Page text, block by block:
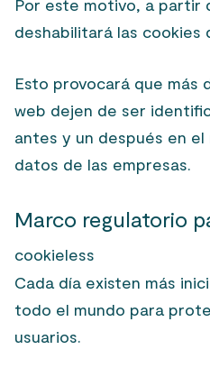
Por este motivo, a partir
deshabilitará las cookies
Esto provocará que más
web dejen de ser
antes y un después en el
datos de las empresas.
Marco regulatorio
cookieless
Cada día existen más
todo el mundo para
usuarios.